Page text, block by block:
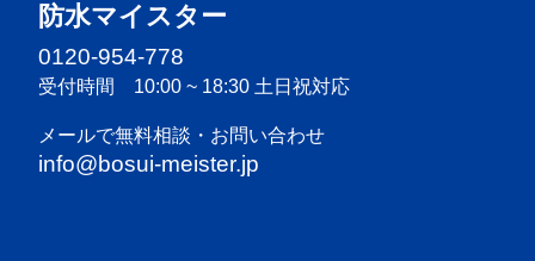
防水マイスター
0120-954-778
受付時間 10:00 ~ 18:30 土日祝対応
メールで無料相談・お問い合わせ
info@bosui-meister.jp